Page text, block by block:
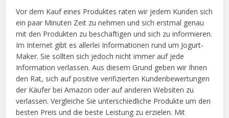
Vor dem Kauf eines Produktes raten wir jedem Kunden sich
ein paar Minuten Zeit zu nehmen und sich erstmal genau
mit den Produkten zu beschäftigen und sich zu informieren.
Im Internet gibt es allerlei Informationen rund um Jogurt-
Maker. Sie sollten sich jedoch nicht immer auf jede
Information verlassen. Aus diesem Grund geben wir Ihnen
den Rat, sich auf positive verifizierten Kundenbewertungen
der Käufer bei Amazon oder auf anderen Websiten zu
verlassen. Vergleiche Sie unterschiedliche Produkte um den
besten Preis und die beste Leistung zu erzielen. Mit